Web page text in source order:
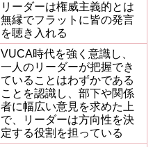
リーダーは権威主義的とは
無縁でフラットに皆の発言
を聴き入れる
VUCA時代を強く意識し、
一人のリーダーが把握でき
ていることはわずかである
ことを認識し、部下や関係
者に幅広い意見を求めた上
で、リーダーは方向性を決
定する役割を担っている